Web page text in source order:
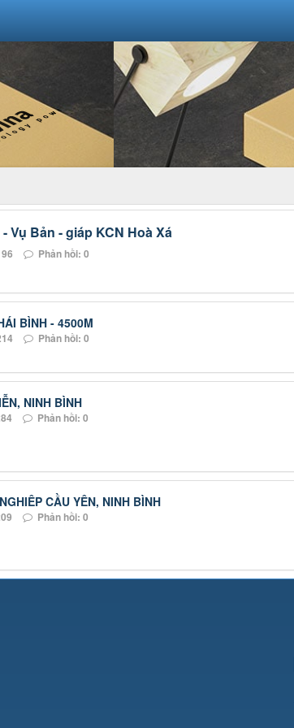
Vụ Bản - giáp KCN Hoà Xá
Phản hồi: 0
BÌNH - 4500M
Phản hồi: 0
NINH BÌNH
Phản hồi: 0
CẦU YÊN, NINH BÌNH
Phản hồi: 0